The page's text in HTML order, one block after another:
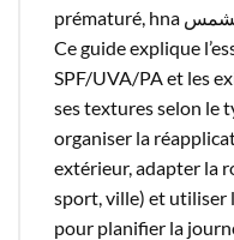
Ce guide explique
SPF/UVA/PA et les
ses textures selon le
organiser la
extérieur, adapter la
sport, ville) et utiliser
pour planifier la